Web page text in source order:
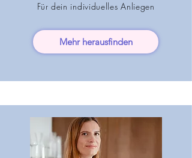
Für dein individuelles Anliegen
Mehr herausfinden